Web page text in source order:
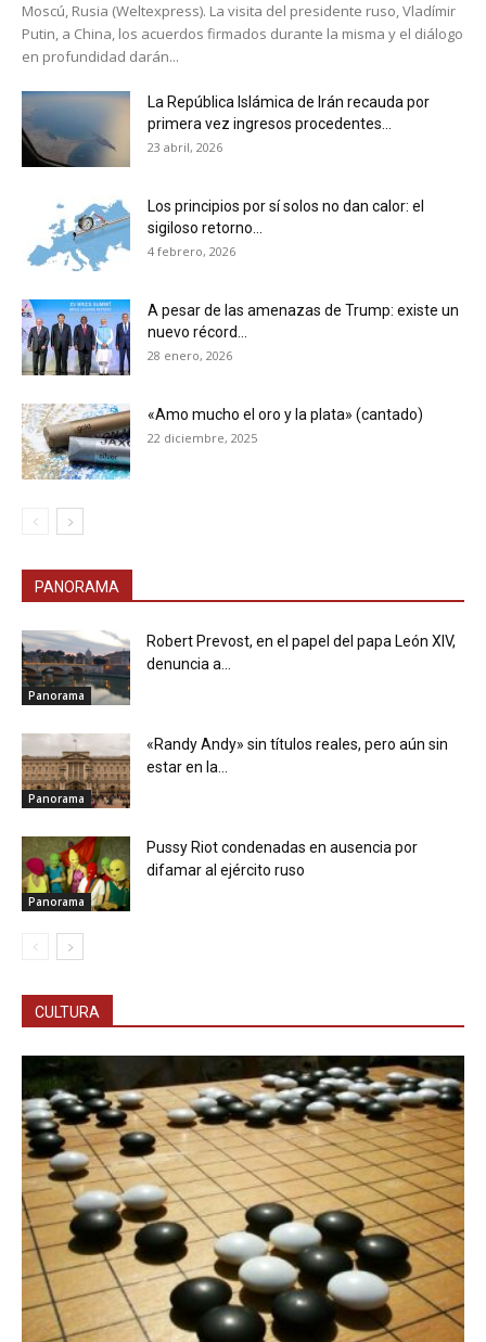
Moscú, Rusia (Weltexpress). La visita del presidente ruso, Vladímir
Putin, a China, los acuerdos firmados durante la misma y el diálogo
en profundidad darán...
La República Islámica de Irán recauda por
primera vez ingresos procedentes...
23 abril, 2026
Los principios por sí solos no dan calor: el
sigiloso retorno...
4 febrero, 2026
A pesar de las amenazas de Trump: existe un
nuevo récord...
28 enero, 2026
«Amo mucho el oro y la plata» (cantado)
22 diciembre, 2025
PANORAMA
Panorama
Robert Prevost, en el papel del papa León XIV,
denuncia a...
Panorama
«Randy Andy» sin títulos reales, pero aún sin
estar en la...
Panorama
Pussy Riot condenadas en ausencia por
difamar al ejército ruso
CULTURA